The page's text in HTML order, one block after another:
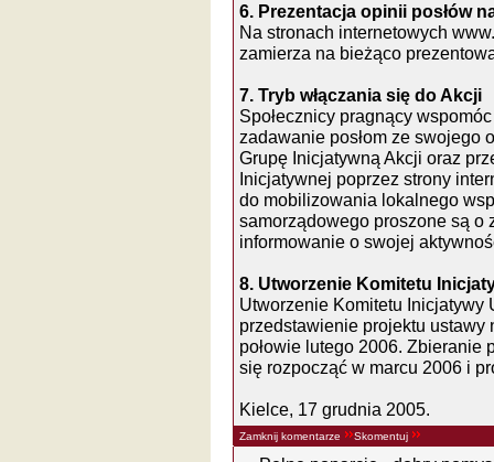
6. Prezentacja opinii posłów
Na stronach internetowych
zamierza na bieżąco
7. Tryb włączania się do Akcji
Społecznicy pragnący
zadawanie posłom ze swojego
Grupę Inicjatywną Akcji oraz
Inicjatywnej poprzez strony
do mobilizowania lokalnego
samorządowego proszone są o
informowanie o swojej
8. Utworzenie Komitetu
Utworzenie Komitetu
przedstawienie projektu ustawy
połowie lutego 2006. Zbieranie
się rozpocząć w marcu 2006 i
Kielce, 17 grudnia 2005.
Zamknij komentarze Skomentuj